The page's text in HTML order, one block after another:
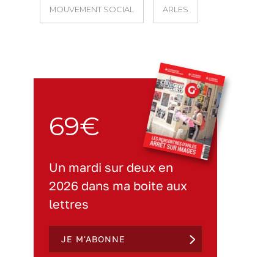
MOUVEMENT SOCIAL ARLES
69€
Un mardi sur deux en
2026 dans ma boite aux
lettres
JE M'ABONNE